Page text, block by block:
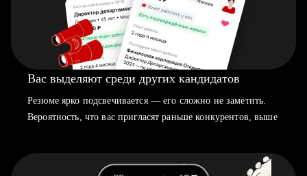
Вас выделяют среди других кандидатов
Резюме ярко подсвечивается — его сложно не заметить.
Вероятность, что вас пригласят раньше конкурентов, выше